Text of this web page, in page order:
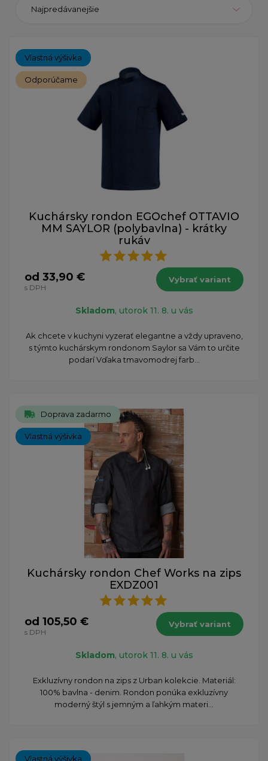
Najpredávanejšie
Vlastná výšivka
Odporúčame
Kuchársky rondon EGOchef OTTAVIO
MM SAYLOR (polybavlna) - krátky
rukáv
od 33,90 €
s DPH
Vybrať variant
Skladom, utorok 11. 8. u vás
Ak chcete v kuchyni vyzerať elegantne a vždy upraveno,
s týmto kuchárskym rondonom Saylor sa Vám to určite
podarí Vďaka tmavomodrej farb...
Doprava zadarmo
Vlastná výšivka
Kuchársky rondon Chef Works na zips
EXDZ001
od 105,50 €
s DPH
Vybrať variant
Skladom, utorok 11. 8. u vás
Exkluzívny rondon na zips z Urban kolekcie. Materiál:
100% bavlna - denim. Rondon ponúka exkluzívny
moderný štýl s jemným a ľahkým materi...
Vlastná výšivka